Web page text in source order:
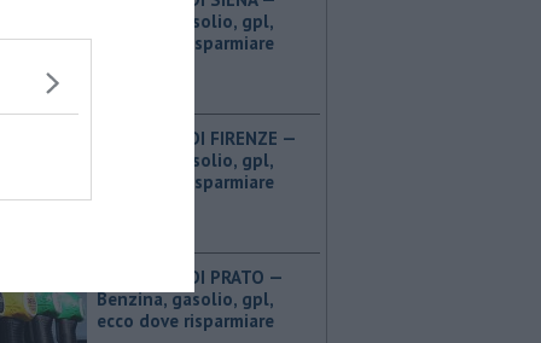
Benzina, gasolio, gpl,
ecco dove risparmiare
PROVINCIA DI FIRENZE — ​
Benzina, gasolio, gpl,
ecco dove risparmiare
PROVINCIA DI PRATO — ​
Benzina, gasolio, gpl,
ecco dove risparmiare